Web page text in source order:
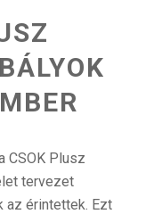
CSOK Plusz
tervezet
az érintettek. Ezt